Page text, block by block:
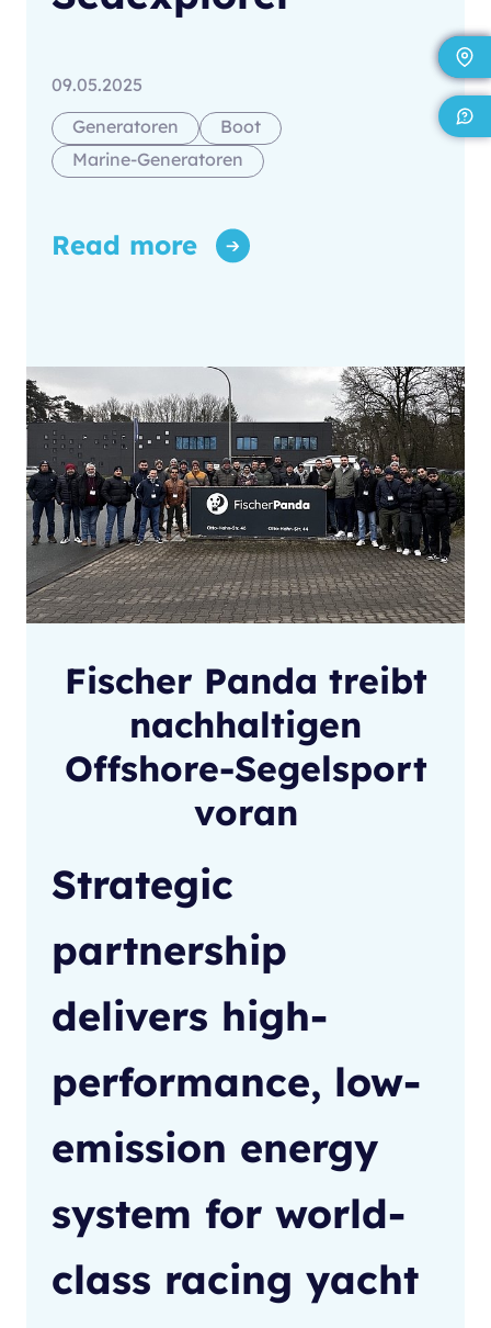
09.05.2025
Generatoren
Boot
Marine-Generatoren
Read more
Fischer Panda treibt
nachhaltigen
Offshore-Segelsport
voran
Strategic
partnership
delivers high-
performance, low-
emission energy
system for world-
class racing yacht